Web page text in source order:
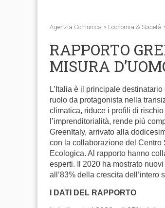
Agenzia Comunica > Economia & Società
RAPPORTO
MISURA
L’Italia è il principale
ruolo da protagonista nella
climatica, riduce i profili di
l’imprenditorialità, rende più
GreenItaly, arrivato alla
con la collaborazione del
Ecologica. Al rapporto hanno
esperti.
Il 2020 ha mostrato
all’83% della crescita dell’intero
I DATI DEL RAPPORTO